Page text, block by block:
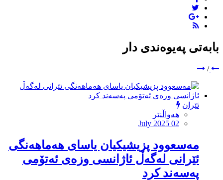
بابەتی پەیوەندی دار
/
ئێران
هەواڵنێر
July 2025 02
مەسعوود پزیشیكیان یاسای هەماهەنگی
ئێرانی لەگەڵ ئاژانسی وزەی ئەتۆمی
پەسەند كرد